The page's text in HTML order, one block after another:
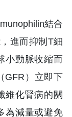
結合
進而抑制T細
小動脈收縮而
GFR）立即下
維化腎病的關
為減量或避免